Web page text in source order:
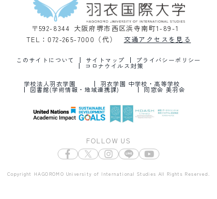
〒592-8344 大阪府堺市西区浜寺南町1-89-1
TEL：072-265-7000（代）
交通アクセスを見る
このサイトについて サイトマップ プライバシーポリシー
コロナウイルス対策
学校法人羽衣学園 羽衣学園 中学校・高等学校
図書館(学術情報・地域連携課) 同窓会 美羽会
FOLLOW US
Copyright HAGOROMO University of International Studies All Rights Reserved.